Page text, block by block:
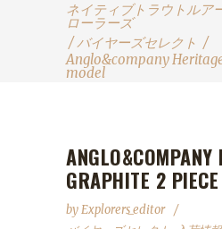
ネイティブトラウトルア
ローラーズ
/バイヤーズセレクト /
Anglo&company
model
ANGLO&COMPANY
GRAPHITE 2
byExplorers_editor